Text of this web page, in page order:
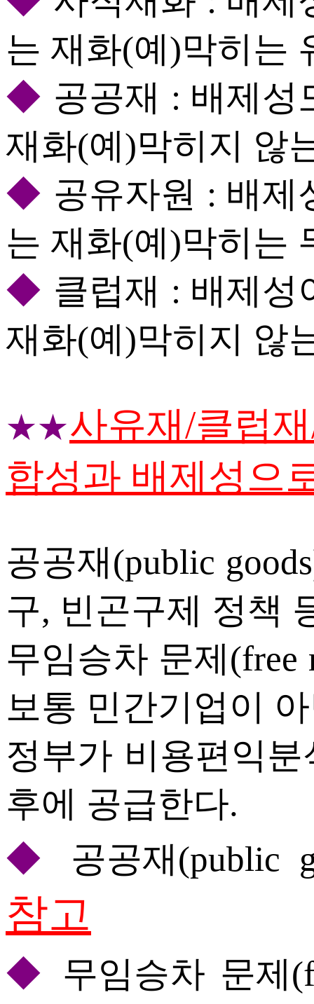
는 재화(예)막히는
◆ 공공재 : 배제성
재화(예)막히지 않
◆ 공유자원 : 배제
는 재화(예)막히는
◆ 클럽재 : 배제성
재화(예)막히지 않
★★사유재/클럽
합성과 배제성으
공공재(public
구, 빈곤구제 정책
무임승차 문제(free
보통 민간기업이
정부가 비용편익분
후에 공급한다.
◆
공공재(public
참고
◆ 무임승차 문제